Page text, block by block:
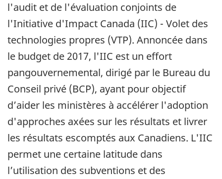
l'audit et de l'évaluation conjoints de
l'Initiative d'Impact Canada (IIC) - Volet des
technologies propres (VTP). Annoncée dans
le budget de 2017, l'IIC est un effort
pangouvernemental, dirigé par le Bureau du
Conseil privé (BCP), ayant pour objectif
d’aider les ministères à accélérer l'adoption
d'approches axées sur les résultats et livrer
les résultats escomptés aux Canadiens. L'IIC
permet une certaine latitude dans
l’utilisation des subventions et des